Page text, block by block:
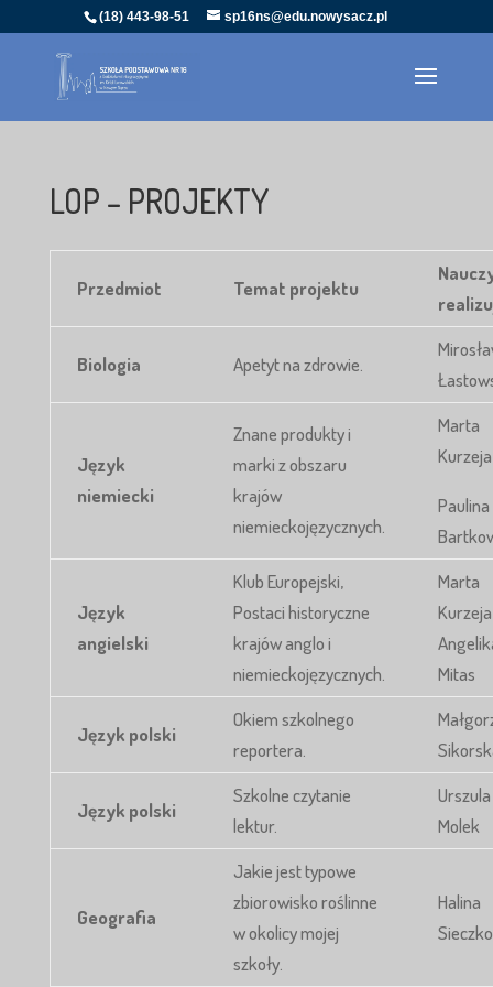
(18) 443-98-51 sp16ns@edu.nowysacz.pl
LOP – PROJEKTY
Przedmiot Temat projektu
Biologia Apetyt na zdrowie.
Język
niemiecki
Znane produkty i
marki z obszaru
krajów
niemieckojęzycznych.
Marta
Paulina
Język
angielski
Klub Europejski,
Postaci historyczne
krajów anglo i
niemieckojęzycznych.
Marta
Mitas
Język polski
Okiem szkolnego
reportera.
Język polski
Szkolne czytanie
lektur.
Urszula
Molek
Geografia
Jakie jest typowe
zbiorowisko roślinne
w okolicy mojej
szkoły.
Halina
Sieczko